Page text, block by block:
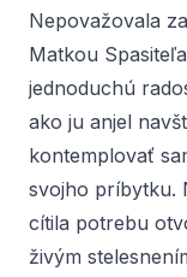
Nepovažovala
Matkou
jednoduchú
ako ju anjel
kontemplovať
svojho príbytku.
cítila potrebu
živým